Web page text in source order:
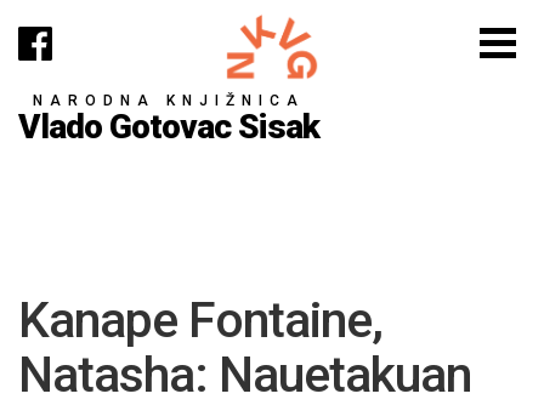
NARODNA KNJIŽNICA
Vlado Gotovac Sisak
Kanape Fontaine,
Natasha: Nauetakuan